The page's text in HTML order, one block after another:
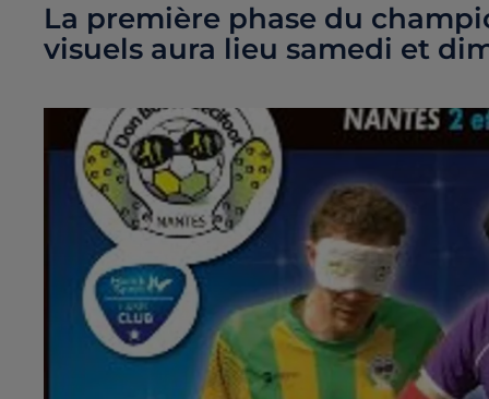
La première phase du
visuels aura lieu samedi et